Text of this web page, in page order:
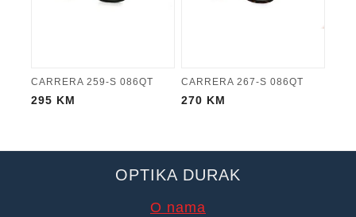
CARRERA 259-S 086QT
295 KM
CARRERA 267-S 086QT
270 KM
OPTIKA DURAK
O nama